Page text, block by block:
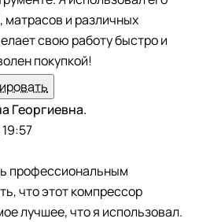
и различных
свою работу быстро и
покупкой!
Георгиевна.
профессиональным
что этот компрессор
лучшее, что я использовал.